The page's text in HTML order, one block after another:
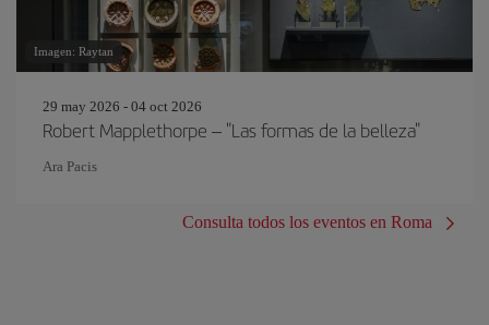
Imagen: Raytan
29 may 2026 - 04 oct 2026
Robert Mapplethorpe – "Las formas de la belleza"
Ara Pacis
Consulta todos los eventos en Roma